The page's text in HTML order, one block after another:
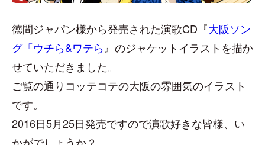
徳間ジャパン様から発売された演歌CD『大阪ソン
グ「ウチら&ワテら』 のジャケットイラストを描か
せていただきました。
ご覧の通りコッテコテの大阪の雰囲気のイラスト
です。
2016日5月25日発売ですので演歌好きな皆様、い